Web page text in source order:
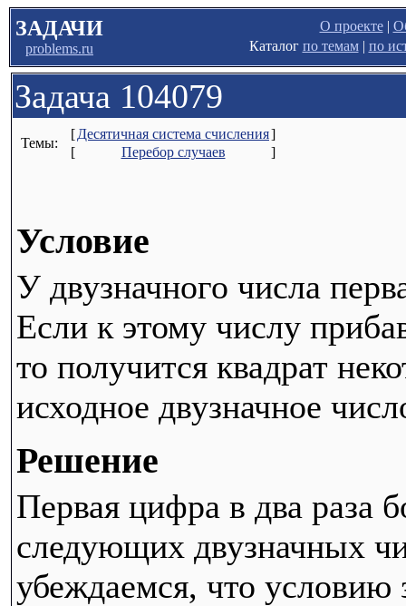
ЗАДАЧИ
problems.ru
О проекте|
Каталог по темам| по
Задача 104079
Темы:
[Десятичная система счисления]
[
Перебор случаев ]
Условие
У двузначного числа
Если к этому числу
то получится квадрат
исходное двузначное
Решение
Первая цифра в два раза
следующих двузначных
убеждаемся, что условию